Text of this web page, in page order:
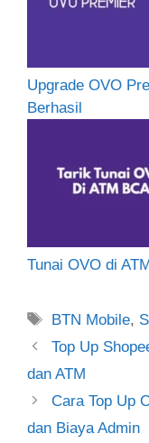
Upgrade OVO
Berhasil
Tunai OVO di
Tag
BTN Mobile,
Top Up
dan ATM
Cara Top Up
dan Biaya Admin